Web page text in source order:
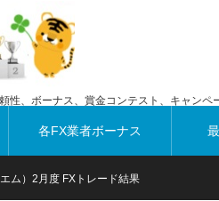
、ボーナス、賞金コンテスト、キャン
各FX業者ボーナス
ム）2月度 FXトレード結果